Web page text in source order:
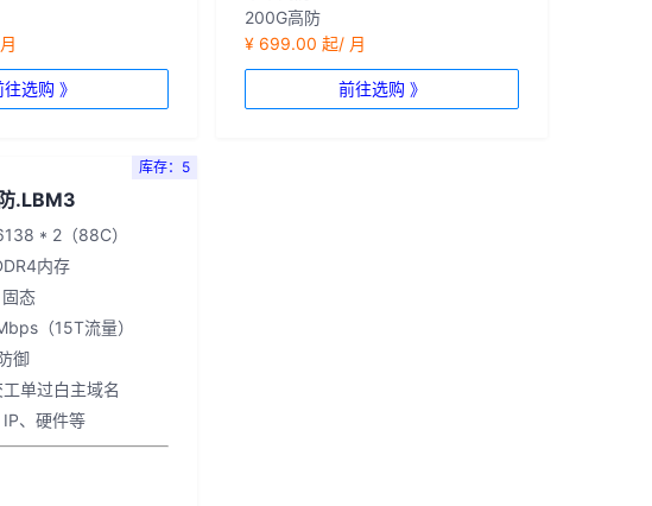
选购 》
200G高防
¥ 699.00 起/ 月
前往选购 》
库存：5
.LBM3
* 2（88C）
内存
态
（15T流量）
御
单过白主域名
、硬件等